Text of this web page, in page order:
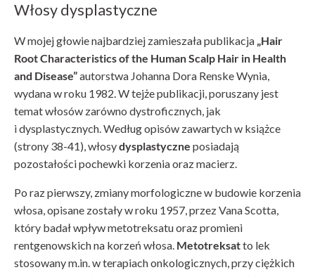
Włosy dysplastyczne
W mojej głowie najbardziej zamieszała publikacja „Hair
Root Characteristics of the Human Scalp Hair in Health
and Disease”autorstwa Johanna Dora Renske Wynia,
wydana w roku 1982. W tejże publikacji, poruszany jest
temat włosów zarówno dystroficznych, jak
i dysplastycznych. Według opisów zawartych w książce
(strony 38-41), włosydysplastyczne posiadają
pozostałości pochewki korzenia oraz macierz.
Po raz pierwszy, zmiany morfologiczne w budowie korzenia
włosa, opisane zostały w roku 1957, przez Vana Scotta,
który badał wpływ metotreksatu oraz promieni
rentgenowskich na korzeń włosa. Metotreksatto lek
stosowany m.in. w terapiach onkologicznych, przy ciężkich